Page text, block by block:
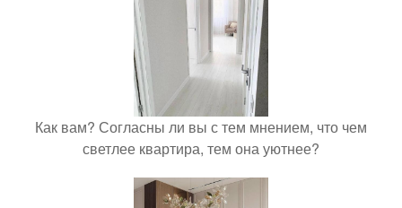
Как вам? Согласны ли вы с тем мнением, что чем
светлее квартира, тем она уютнее?